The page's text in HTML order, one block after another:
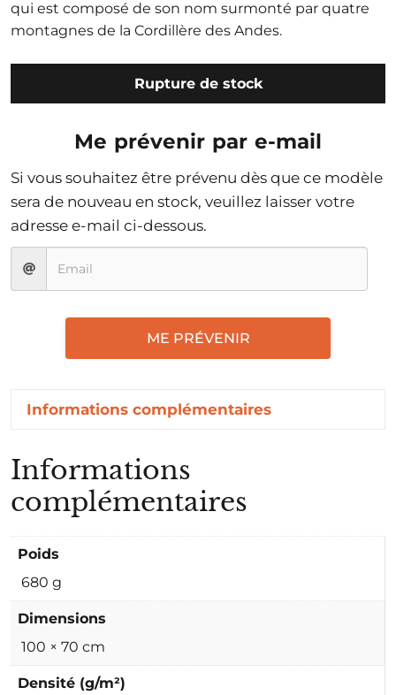
qui est composé de son nom surmonté par quatre
montagnes de la Cordillère des Andes.
Rupture de stock
Me prévenir par e-mail
Si vous souhaitez être prévenu dès que ce modèle
sera de nouveau en stock, veuillez laisser votre
adresse e-mail ci-dessous.
ME PRÉVENIR
Informations complémentaires
Informations
complémentaires
Poids
680 g
Dimensions
100 × 70 cm
Densité (g/m²)